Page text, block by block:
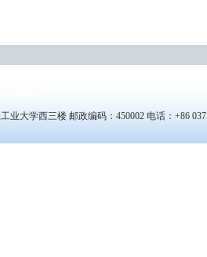
业大学西三楼 邮政编码：450002 电话：+86